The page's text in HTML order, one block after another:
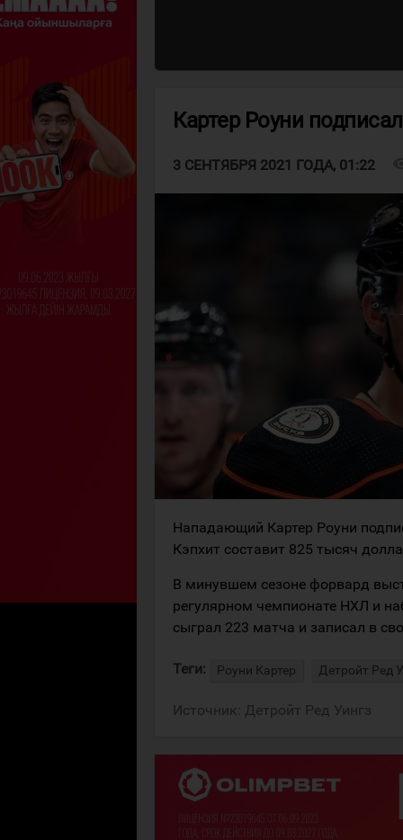
Картер Роуни
3 СЕНТЯБРЯ 2021 ГОДА, 01:22
Нападающий Картер Роуни
Кэпхит составит 825 тысяч
В минувшем сезоне форвард
регулярном чемпионате НХЛ и
сыграл 223 матча и записал в
Теги: Роуни Картер Детройт Ред
Источник: Детройт Ред Уингз